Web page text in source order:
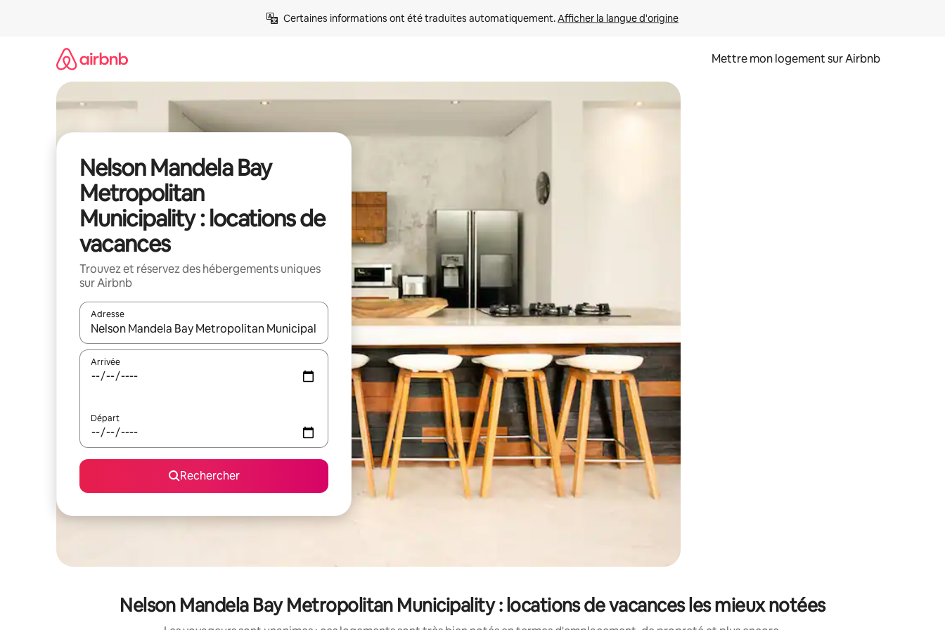
Certaines informations ont été traduites automatiquement. Afficher la langue d'origine
Mettre mon logement sur Airbnb
Nelson Mandela Bay
Metropolitan
Municipality : locations de
vacances
Trouvez et réservez des hébergements uniques
sur Airbnb
Adresse
Lorsque les résultats s'affichent, utilisez les flèches vers le haut et vers le bas pour les parcourir ou en appuyant et en faisant glisser.
Arrivée
Départ
Rechercher
Nelson Mandela Bay Metropolitan Municipality : locations de vacances les mieux notées